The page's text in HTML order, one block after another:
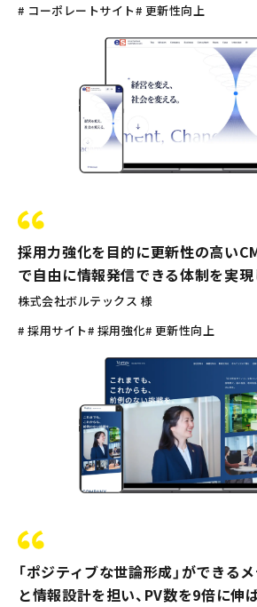
# コーポレートサイト# 更新性向上
採用力強化を目的に更新性の高い
で自由に情報発信できる体制を実
株式会社ボルテックス 様
# 採用サイト# 採用強化# 更新性向上
「ポジティブな世論形成」ができる
と情報設計を担い、PV数を9倍に伸